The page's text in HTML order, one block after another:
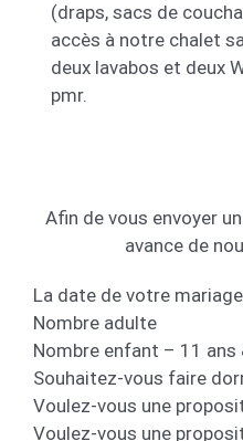
(draps, sacs de
accès à notre chalet
deux lavabos et deux
pmr.
Afin de vous envoyer
avance de
La date de votre
Nombre adulte
Nombre enfant – 11 ans
Souhaitez-vous faire
Voulez-vous une
Voulez-vous une